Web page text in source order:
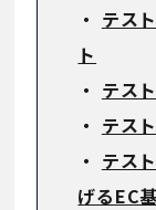
・ テス
ト
・ テス
・ テス
・ テス
げるEC